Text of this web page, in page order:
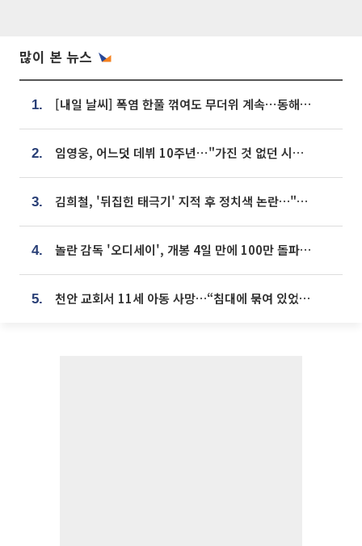
많이 본 뉴스
1. [내일 날씨] 폭염 한풀 꺾여도 무더위 계속⋯동해안 이틀 연속 비
2. 임영웅, 어느덧 데뷔 10주년⋯"가진 것 없던 시절, 내 앞엔 20명의 팬뿐"
3. 김희철, '뒤집힌 태극기' 지적 후 정치색 논란…"좌우 떠나 우리나라 국기"
4. 놀란 감독 '오디세이', 개봉 4일 만에 100만 돌파⋯'왕사남' 보다 빠르다
5. 천안 교회서 11세 아동 사망…“침대에 묶여 있었다” 진술 확보